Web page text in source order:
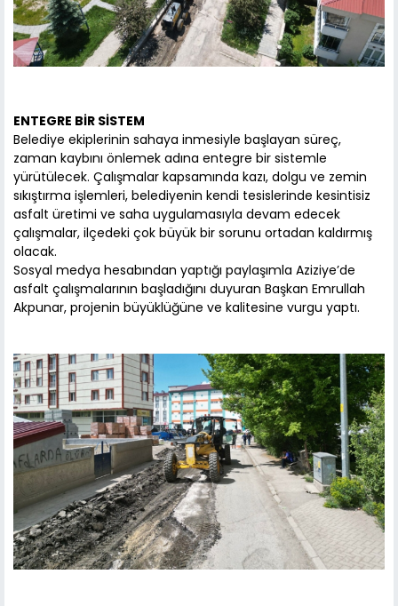
ENTEGRE BİR SİSTEM
Belediye ekiplerinin sahaya inmesiyle başlayan süreç,
zaman kaybını önlemek adına entegre bir sistemle
yürütülecek. Çalışmalar kapsamında kazı, dolgu ve zemin
sıkıştırma işlemleri, belediyenin kendi tesislerinde kesintisiz
asfalt üretimi ve saha uygulamasıyla devam edecek
çalışmalar, ilçedeki çok büyük bir sorunu ortadan kaldırmış
olacak.
Sosyal medya hesabından yaptığı paylaşımla Aziziye’de
asfalt çalışmalarının başladığını duyuran Başkan Emrullah
Akpunar, projenin büyüklüğüne ve kalitesine vurgu yaptı.